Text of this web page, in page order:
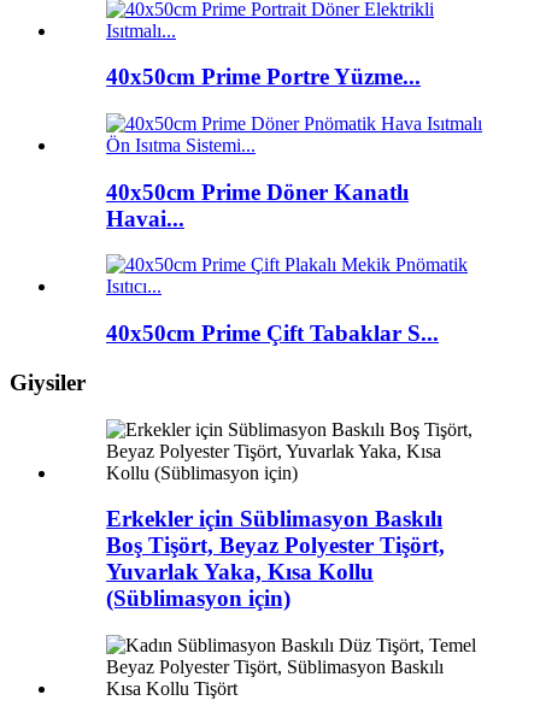
40x50cm Prime Portre Yüzme...
40x50cm Prime Döner Kanatlı
Havai...
40x50cm Prime Çift Tabaklar S...
Giysiler
Erkekler için Süblimasyon Baskılı
Boş Tişört, Beyaz Polyester Tişört,
Yuvarlak Yaka, Kısa Kollu
(Süblimasyon için)